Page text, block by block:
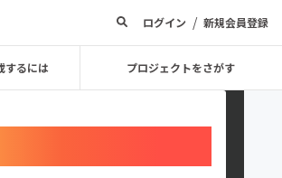
ログイン / 新規会員登録
するには プロジェクトをさがす